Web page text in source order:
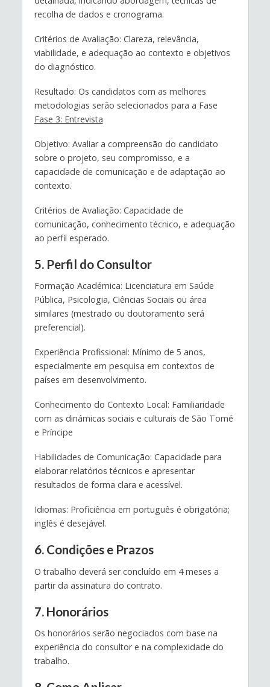
recolha de dados e cronograma.
Critérios de Avaliação: Clareza, relevância,
viabilidade, e adequação ao contexto e objetivos
do diagnóstico.
Resultado: Os candidatos com as melhores
metodologias serão selecionados para a Fase
Fase 3: Entrevista
Objetivo: Avaliar a compreensão do candidato
sobre o projeto, seu compromisso, e a
capacidade de comunicação e de adaptação ao
contexto.
Critérios de Avaliação: Capacidade de
comunicação, conhecimento técnico, e adequação
ao perfil esperado.
5. Perfil do Consultor
Formação Académica: Licenciatura em Saúde
Pública, Psicologia, Ciências Sociais ou área
similares (mestrado ou doutoramento será
preferencial).
Experiência Profissional: Mínimo de 5 anos,
especialmente em pesquisa em contextos de
países em desenvolvimento.
Conhecimento do Contexto Local: Familiaridade
com as dinámicas sociais e culturais de São Tomé
e Príncipe
Habilidades de Comunicação: Capacidade para
elaborar relatórios técnicos e apresentar
resultados de forma clara e acessível.
Idiomas: Proficiência em português é obrigatória;
inglês é desejável.
6. Condições e Prazos
O trabalho deverá ser concluído em 4 meses a
partir da assinatura do contrato.
7. Honorários
Os honorários serão negociados com base na
experiência do consultor e na complexidade do
trabalho.